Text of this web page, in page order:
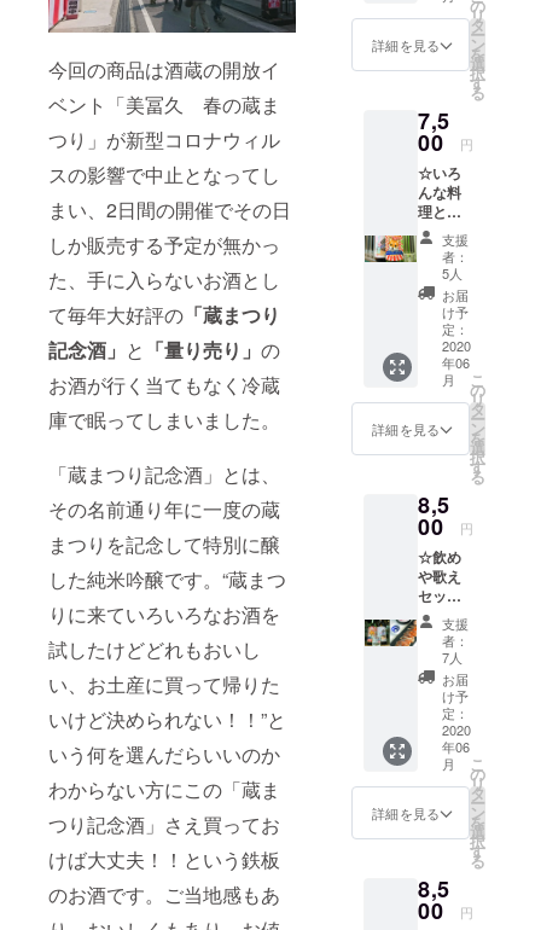
今回の商品は酒蔵の開放イ
ベント「美冨久 春の蔵ま
つり」が新型コロナウィル
スの影響で中止となってし
まい、2日間の開催でその日
しか販売する予定が無かっ
た、手に入らないお酒とし
て毎年大好評の 「蔵まつり
記念酒」 と 「量り売り」 の
お酒が行く当てもなく冷蔵
庫で眠ってしまいました。
「蔵まつり記念酒」とは、
その名前通り年に一度の蔵
まつりを記念して特別に醸
した純米吟醸です。“蔵まつ
りに来ていろいろなお酒を
試したけどどれもおいし
い、お土産に買って帰りた
いけど決められない！！”と
いう何を選んだらいいのか
わからない方にこの「蔵ま
つり記念酒」さえ買ってお
けば大丈夫！！という鉄板
のお酒です。ご当地感もあ
て帰り
たいけ
ど決め
何を選
んだら
かわか
らない
方にこ
の「蔵
まつり
記念
酒」さ
え買っ
ておけ
ば大丈
夫！！
という
お酒で
す。ご
り、お
いしく
もあ
り、お
値打
ち。美
冨久酒
造が自
信を
もって
お出し
してい
る蔵ま
つりの
目玉商
す。 そ
の蔵ま
まつり
の為の
念記念
酒」と
とした
セット
です。
さらに
蔵まつ
りで出
店予定
だった
料理や
肴を組
み合わ
せたご
自宅で
蔵まつ
りが楽
しめる
セット
トで
は、今
店をす
る予定
だった
「鮒味
（ふな
か）」
さんの
鮒ずし
と美冨
久のお
酒セッ
賀県の
伝統高
し」と
美冨久
U」 ＋
「美冨
久によ
く合う
720ml×
1本ず
つ 合
計2本＋
肴の
セット
※写真の
料理は
イメー
ジ写真
です。
リター
ンでご
用意す
るもの
は現在
鋭意構
いま
す。 リ
ターン
として
お届け
するの
はこの
「蔵ま
つり残
念記念
酒」と
「量り
売り」
を中心
とした
セット
です。
店予定
だった
詳細を見る
の
リ
タ
ー
ン
を
選
択
す
る
7,5
00 円
☆いろ
んな料
理と楽
しむ
セット
「蔵ま
つり残
念記念
酒」
「RISIN
G
ONE
MIFUK
U」
1.8L×1
本ず
計２本
セット
「蔵ま
つり記
念酒」
とは、
その名
前通り
年に一
度の蔵
まつり
を記念
して特
別に醸
した純
米吟醸
で
いろい
ろなお
支援
者：
5人
お届
け予
定：
2020
年06
月
詳細を見る
こ
の
リ
タ
ー
ン
を
選
択
す
る
8,5
00 円
☆飲め
や歌え
セットA
「蔵ま
つり残
念記念
酒」
「RISIN
G
ONE
MIFUK
U」 ＋
鮒味
「美冨
久によ
く合う
し」
1.8L×1
本ず
支援
者：
7人
お届
け予
定：
2020
年06
月
詳細を見る
こ
の
リ
タ
ー
ン
を
選
択
す
る
8,5
00 円